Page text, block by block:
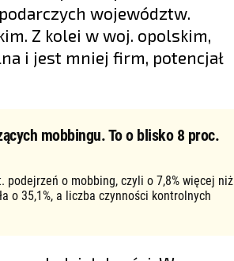
województw.
Z kolei w woj. opolskim,
i jest mniej firm, potencjał
mobbingu. To o blisko 8 proc.
podejrzeń o mobbing, czyli o 7,8% więcej niż
o 35,1%, a liczba czynności kontrolnych